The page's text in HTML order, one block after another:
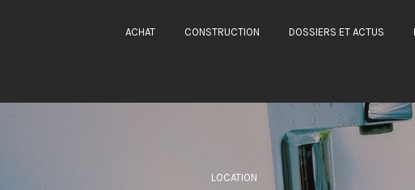
ACHAT CONSTRUCTION DOSSIERS ET ACTUS
LOCATION